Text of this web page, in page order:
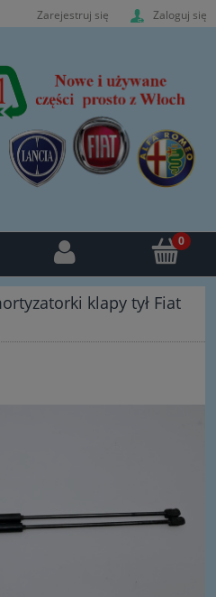
Zarejestruj się Zaloguj się
klapy tył Fiat